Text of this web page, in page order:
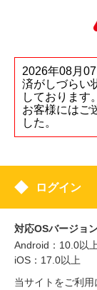
2026年08月
済がしづらい
しております。
お客様にはご
した。
ログイン
対応OSバージョ
Android：10.0以上
iOS：17.0以上
当サイトをご利